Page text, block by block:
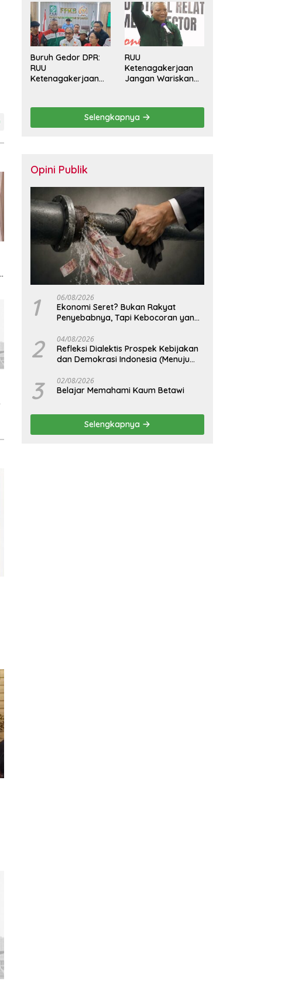
Lain?
Perlindungan
Pekerja dan Jamin
Hak Pesangon
Buruh Gedor DPR:
RUU
Ketenagakerjaan
Setahun dan
Pulihkan Upah
RUU
Ketenagakerjaan
Jangan Wariskan
Hidup
Selengkapnya
Opini Publik
1 06/08/2026
Ekonomi Seret? Bukan Rakyat
Penyebabnya, Tapi Kebocoran yang
2 04/08/2026
Refleksi Dialektis Prospek Kebijakan
dan Demokrasi Indonesia (Menuju
Republik Indonesia)
3 02/08/2026
Belajar Memahami Kaum Betawi
Selengkapnya